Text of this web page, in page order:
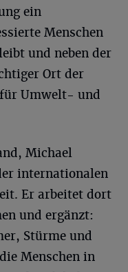
ein
Menschen
und neben der
Ort der
für Umwelt- und
Michael
internationalen
Er arbeitet dort
und ergänzt:
Stürme und
Menschen in